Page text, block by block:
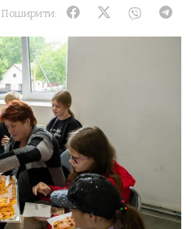
Поширити: